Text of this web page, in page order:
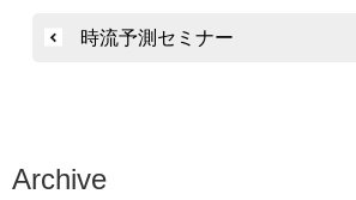
ナ
シ
時流予測セミナー
Archive